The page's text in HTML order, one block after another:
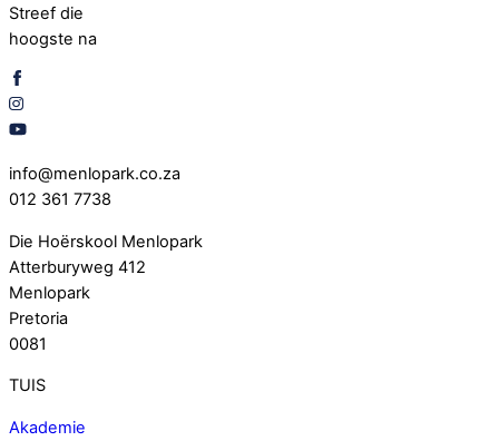
Streef die
hoogste na
info@menlopark.co.za
012 361 7738
Die Hoërskool Menlopark
Atterburyweg 412
Menlopark
Pretoria
0081
TUIS
Akademie